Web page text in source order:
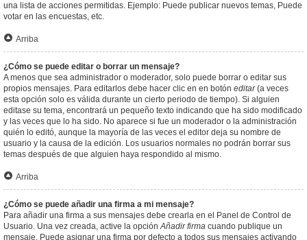
una lista de acciones permitidas. Ejemplo: Puede publicar nuevos temas, Puede
votar en las encuestas, etc.
Arriba
¿Cómo se puede editar o borrar un mensaje?
A menos que sea administrador o moderador, solo puede borrar o editar sus
propios mensajes. Para editarlos debe hacer clic en en botón editar(a veces
esta opción solo es válida durante un cierto periodo de tiempo). Si alguien
editase su tema, encontrará un pequeño texto indicando que ha sido modificado
y las veces que lo ha sido. No aparece si fue un moderador o la administración
quién lo editó, aunque la mayoría de las veces el editor deja su nombre de
usuario y la causa de la edición. Los usuarios normales no podrán borrar sus
temas después de que alguien haya respondido al mismo.
Arriba
¿Cómo se puede añadir una firma a mi mensaje?
Para añadir una firma a sus mensajes debe crearla en el Panel de Control de
Usuario. Una vez creada, active la opciónAñadir firma cuando publique un
mensaje. Puede asignar una firma por defecto a todos sus mensajes activando